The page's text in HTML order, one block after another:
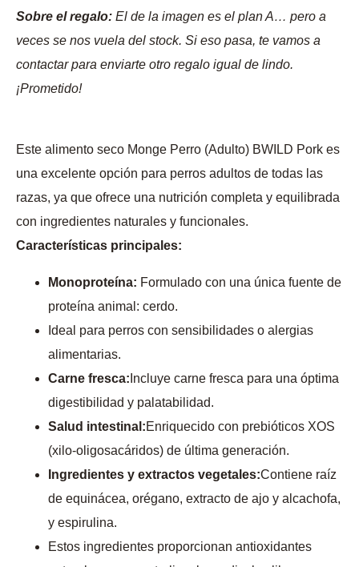
Sobre el regalo: El de la imagen es el plan A… pero a
veces se nos vuela del stock. Si eso pasa, te vamos a
contactar para enviarte otro regalo igual de lindo.
¡Prometido!
Este alimento seco Monge Perro (Adulto) BWILD Pork es
una excelente opción para perros adultos de todas las
razas, ya que ofrece una nutrición completa y equilibrada
con ingredientes naturales y funcionales.
Características principales:
Monoproteína: Formulado con una única fuente de
proteína animal: cerdo.
Ideal para perros con sensibilidades o alergias
alimentarias.
Carne fresca: Incluye carne fresca para una óptima
digestibilidad y palatabilidad.
Salud intestinal:Enriquecido con prebióticos XOS
(xilo-oligosacáridos) de última generación.
Ingredientes y extractos vegetales:Contiene raíz
de equinácea, orégano, extracto de ajo y alcachofa,
y espirulina.
Estos ingredientes proporcionan antioxidantes